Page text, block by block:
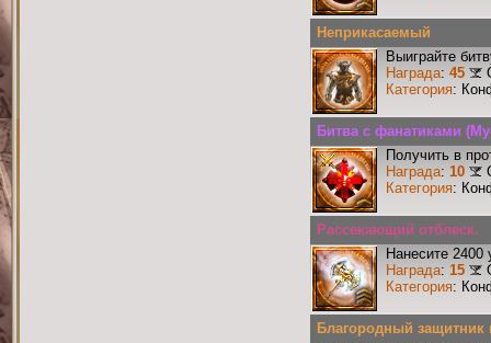
Неприкасаемый
Выиграйте
Награда: 45
Категория:
Битва с фанатиками
Получить в
Награда: 10
Категория:
Рассекающий отблеск.
Нанесите 2400
Награда: 15
Категория:
Благородный защитник